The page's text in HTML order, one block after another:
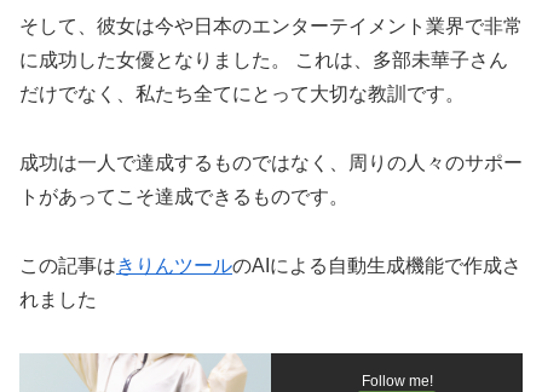
そして、彼女は今や日本のエンターテイメント業界で非常
に成功した女優となりました。 これは、多部未華子さん
だけでなく、私たち全てにとって大切な教訓です。
成功は一人で達成するものではなく、周りの人々のサポー
トがあってこそ達成できるものです。
この記事はきりんツールのAIによる自動生成機能で作成さ
れました
Follow me!